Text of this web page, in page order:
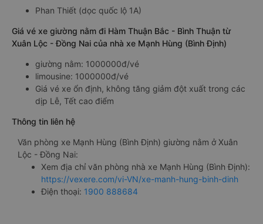
Địa điểm trả khách ở Hàm Thuận Bắc - Bình Thuận của xe
Thuận Mạnh Hùng (Bình Định)
Giá vé xe giường nằm đi Hàm Thuận Bắc - Bình Thuận từ
Xuân Lộc - Đồng Nai của nhà xe Mạnh Hùng (Bình Định)
giường nằm: 1000000đ/vé
limousine: 1000000đ/vé
dịp Lễ, Tết cao điểm
Thông tin liên hệ
Văn phòng xe Mạnh Hùng (Bình Định) giường nằm ở Xuân
Lộc - Đồng Nai: